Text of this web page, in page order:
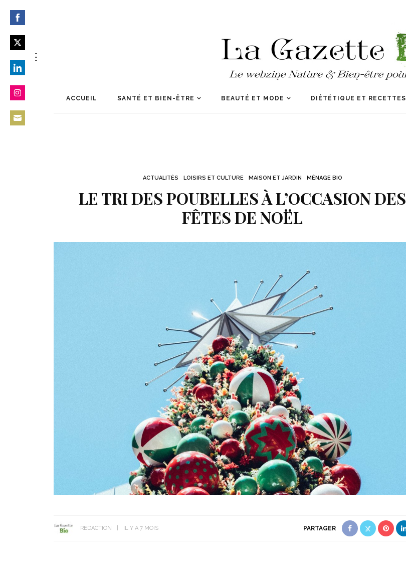
ACCUEIL SANTÉ ET BIEN-ÊTRE BEAUTÉ ET MODE DIÉTÉTIQUE ET RECETTES
ACTUALITÉS LOISIRS ET CULTURE MAISON ET JARDIN MÉNAGE BIO
LE TRI DES POUBELLES À L’OCCASION DES
FÊTES DE NOËL
REDACTION IL Y A 7 MOIS PARTAGER
on
Facebook
on
on
on